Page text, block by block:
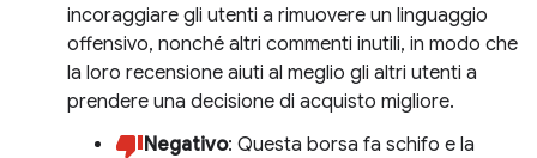
incoraggiare gli utenti a rimuovere un linguaggio
offensivo, nonché altri commenti inutili, in modo che
la loro recensione aiuti al meglio gli altri utenti a
prendere una decisione di acquisto migliore.
Negativo: Questa borsa fa schifo e la